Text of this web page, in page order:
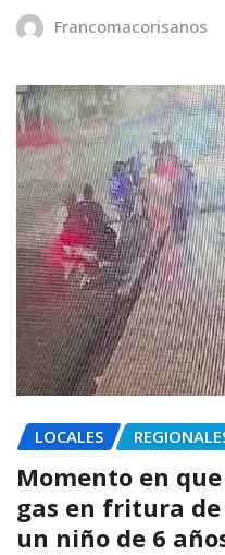
Francomacorisanos
LOCALES
Momento en
gas en fritura de
un niño de 6